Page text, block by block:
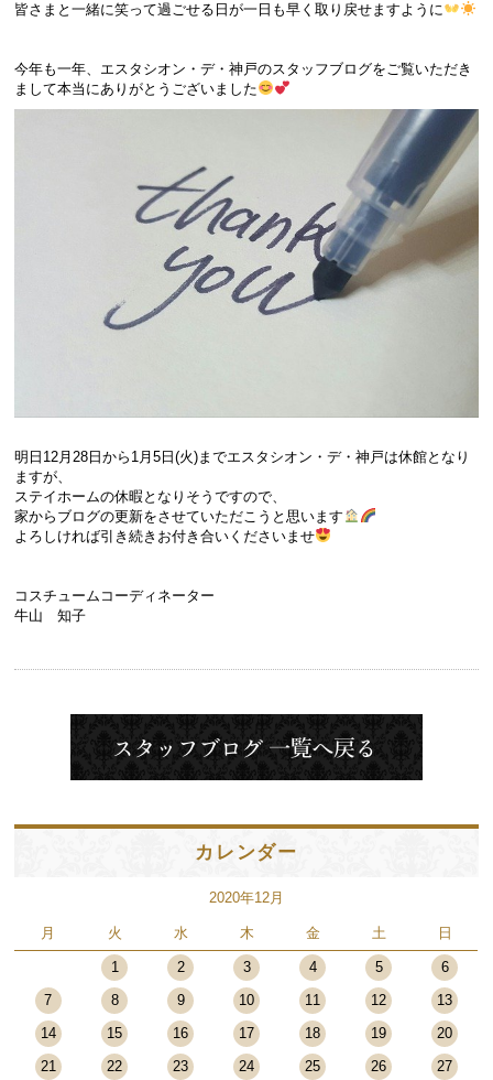
皆さまと一緒に笑って過ごせる日が一日も早く取り戻せますように
今年も一年、エスタシオン・デ・神戸のスタッフブログをご覧いただき
まして本当にありがとうございました
明日12月28日から1月5日(火)までエスタシオン・デ・神戸は休館となり
ますが、
ステイホームの休暇となりそうですので、
家からブログの更新をさせていただこうと思います
よろしければ引き続きお付き合いくださいませ
コスチュームコーディネーター
牛山 知子
カレンダー
2020年12月
月 火 水 木 金 土 日
1 2 3 4 5
6
7
8 9 10 11 12
13
14
15 16 17 18 19
20
21
22 23 24 25 26 27